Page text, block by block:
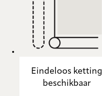
Eindeloos ketting
beschikbaar